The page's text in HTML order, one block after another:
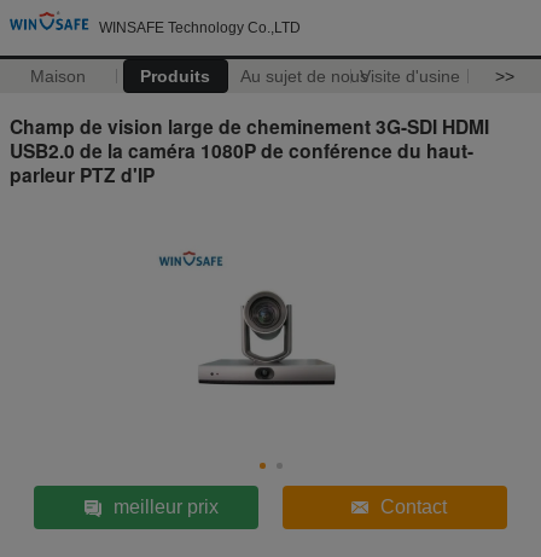
WINSAFE Technology Co.,LTD
Maison Produits Au sujet de nousVisite d'usine >>
Champ de vision large de cheminement 3G-SDI HDMI
USB2.0 de la caméra 1080P de conférence du haut-
parleur PTZ d'IP
meilleur prix Contact